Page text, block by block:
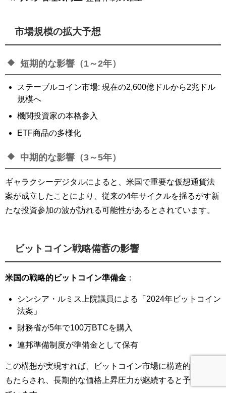
市場規模の拡大予想
短期的な影響（1～2年）
ステーブルコイン市場: 現在の2,600億ドルから2兆ドル
規模へ
機関投資家の本格参入
ETF商品の多様化
中期的な影響（3～5年）
ギャラクシーデジタルによると、米国で重要な仮想通貨法
案が成立したことにより、従来の4年サイクルを揺るがす新
たな投資参加の波が訪れる可能性があるとされています。
ビットコイン戦略備蓄の影響
米国の戦略的ビットコイン準備金 ：
シンシア・ルミス上院議員による「2024年ビットコイン
法案」
財務省が5年で100万BTCを購入
連邦準備制度が準備金として保有
この構想が実現すれば、ビットコイン市場に構造的変化が
もたらされ、長期的な価格上昇圧力が継続すると予想され